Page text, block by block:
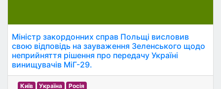
Міністр закордонних справ Польщі висловив
свою відповідь на зауваження Зеленського щодо
неприйняття рішення про передачу Україні
винищувачів МіГ-29.
Київ Україна Росія